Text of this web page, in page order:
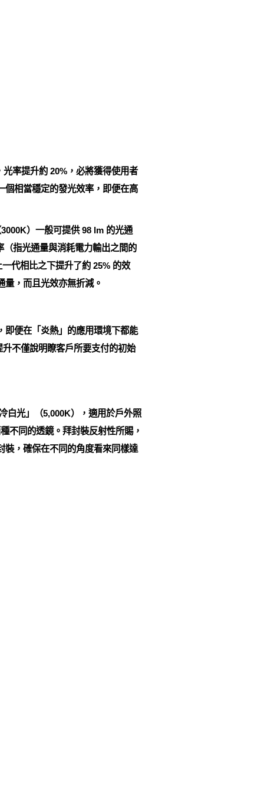
率提升約 20%，必將獲得使用者
個相當穩定的發光效率，即便在高
）一般可提供 98 lm 的光通
指光通量與消耗電力輸出之間的
代相比之下提升了約 25% 的效
，而且光效亦無折減。
即便在「炎熱」的應用環境下都能
不僅說明瞭客戶所要支付的初始
白光」（5,000K），適用於戶外照
不同的透鏡。拜封裝反射性所賜，
裝，確保在不同的角度看來同樣達